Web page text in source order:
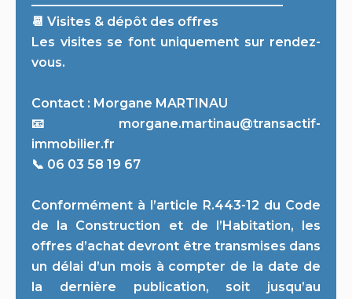
📆 Visites & dépôt des offres
Les visites se font uniquement sur rendez-
vous.
Contact : Morgane MARTINAU
📧 morgane.martinau@transactif-
immobilier.fr
📞 06 03 58 19 67
Conformément à l’article R.443-12 du Code
de la Construction et de l’Habitation, les
offres d’achat devront être transmises dans
un délai d’un mois à compter de la date de
la dernière publication, soit jusqu’au